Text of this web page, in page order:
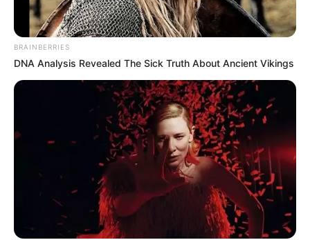
Preman Pensiun 9
Romansa Kampung
Dangdut
Cinta Di Ujung Sajadah Samuel
BRAINBERRIES
DNA Analysis Revealed The Sick Truth About Ancient Vikings